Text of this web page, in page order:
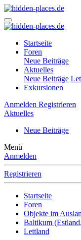
Startseite
Foren
Neue Beiträge
Aktuelles
Neue Beiträge
Exkursionen
Anmelden Registrieren
Aktuelles
Neue Beiträge
Menü
Anmelden
Registrieren
Startseite
Foren
Objekte im
Baltikum
Lettland